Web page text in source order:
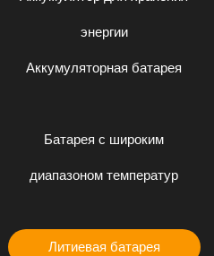
энергии
Аккумуляторная батарея
Батарея с широким
диапазоном температур
Литиевая батарея